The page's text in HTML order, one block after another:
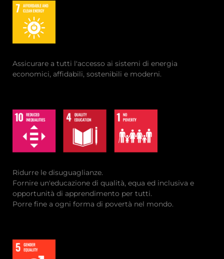
Assicurare a tutti l'accesso ai sistemi di energia
economici, affidabili, sostenibili e moderni.
Ridurre le disuguaglianze.
Fornire un'educazione di qualità, equa ed inclusiva e
opportunità di apprendimento per tutti.
Porre fine a ogni forma di povertà nel mondo.